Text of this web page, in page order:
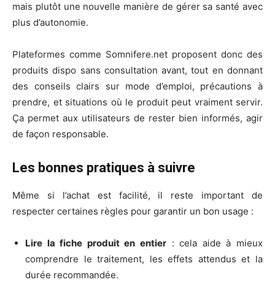
mais plutôt une nouvelle manière de gérer sa santé avec
plus d’autonomie.
Plateformes comme Somnifere.net proposent donc des
produits dispo sans consultation avant, tout en donnant
des conseils clairs sur mode d’emploi, précautions à
prendre, et situations où le produit peut vraiment servir.
Ça permet aux utilisateurs de rester bien informés, agir
de façon responsable.
Les bonnes pratiques à suivre
Même si l’achat est facilité, il reste important de
respecter certaines règles pour garantir un bon usage :
Lire la fiche produit en entier : cela aide à mieux
comprendre le traitement, les effets attendus et la
durée recommandée.